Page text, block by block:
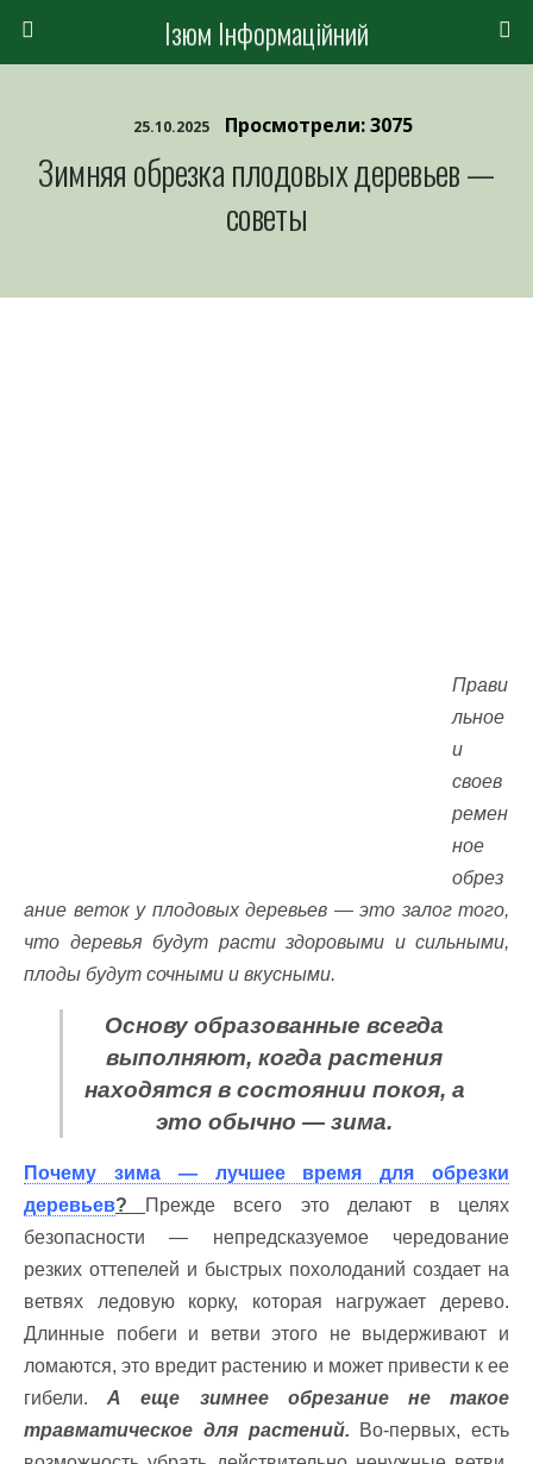
Ізюм Інформаційний
25.10.2025 Просмотрели: 3075
Зимняя обрезка плодовых деревьев —
советы
Прави
льное
и
своев
ремен
ное
обрез
ание веток у плодовых деревьев — это залог того,
что деревья будут расти здоровыми и сильными,
плоды будут сочными и вкусными.
Основу образованные всегда
выполняют, когда растения
находятся в состоянии покоя, а
это обычно — зима.
Почему зима — лучшее время для обрезки
деревьев?
Прежде всего это делают в целях
безопасности — непредсказуемое чередование
резких оттепелей и быстрых похолоданий создает на
ветвях ледовую корку, которая нагружает дерево.
Длинные побеги и ветви этого не выдерживают и
ломаются, это вредит растению и может привести к ее
гибели. А еще зимнее обрезание не такое
травматическое для растений.
Во-первых, есть